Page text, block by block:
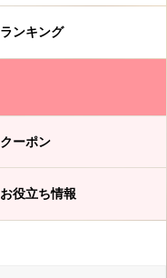
ランキング
クーポン
お役立ち情報